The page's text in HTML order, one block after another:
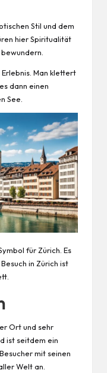
Stil und dem
hier Spiritualität
Man klettert
dann einen
See.
für Zürich. Es
in Zürich ist
Ort und sehr
ist seitdem ein
mit seinen
Welt an.